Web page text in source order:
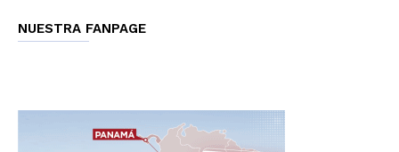
NUESTRA FANPAGE